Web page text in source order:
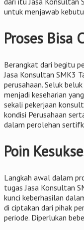
untuk menjawab
Proses Bisa
Berangkat dari begitu
Jasa Konsultan SMK3
perusahaan. Seluk
menjadi keseharian
sekali pekerjaan
kondisi Perusahaan
dalam perolehan
Poin
Langkah awal dalam
tugas Jasa Konsultan
kunci keberhasilan
di ciptakan dari pihak
periode. Diperlukan